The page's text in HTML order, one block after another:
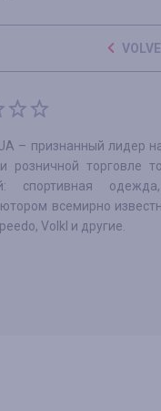
– признанный лидер
розничной торговле
спортивная
всемирно
Volkl и другие.